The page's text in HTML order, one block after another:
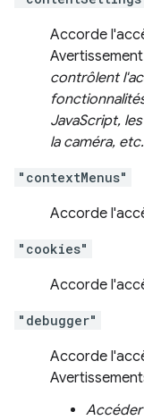
Accorde
contrôlent
JavaScript,
la caméra, etc.
"contextMenus"
Accorde
"cookies"
Accorde
"debugger"
Accorde